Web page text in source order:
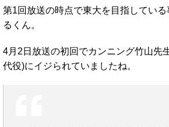
第1回放送の時点で東大を目指してい
るくん。
4月2日放送の初回でカンニング竹山先
代役)にイジられていましたね。